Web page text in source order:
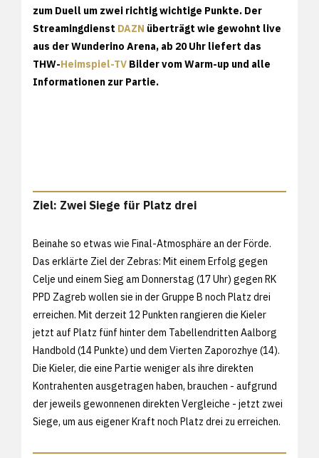
zum Duell um zwei richtig wichtige Punkte. Der
Streamingdienst DAZN überträgt wie gewohnt live
aus der Wunderino Arena, ab 20 Uhr liefert das
THW-Heimspiel-TV Bilder vom Warm-up und alle
Informationen zur Partie.
Ziel: Zwei Siege für Platz drei
Beinahe so etwas wie Final-Atmosphäre an der Förde.
Das erklärte Ziel der Zebras: Mit einem Erfolg gegen
Celje und einem Sieg am Donnerstag (17 Uhr) gegen RK
PPD Zagreb wollen sie in der Gruppe B noch Platz drei
erreichen. Mit derzeit 12 Punkten rangieren die Kieler
jetzt auf Platz fünf hinter dem Tabellendritten Aalborg
Handbold (14 Punkte) und dem Vierten Zaporozhye (14).
Die Kieler, die eine Partie weniger als ihre direkten
Kontrahenten ausgetragen haben, brauchen - aufgrund
der jeweils gewonnenen direkten Vergleiche - jetzt zwei
Siege, um aus eigener Kraft noch Platz drei zu erreichen.